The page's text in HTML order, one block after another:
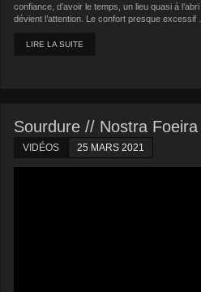
confiance, d’avoir le temps, un lieu quasi à
dévient l’attention. Le confort presque excessif
LIRE LA SUITE
Sourdure // Nostra Foeira
VIDÉOS 25 MARS 2021